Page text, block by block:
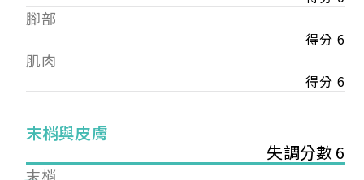
腳部
得分 6
肌肉
得分 6
末梢與皮膚
失調分數 6
末梢
——
【會費】
個人會員:
入會費新臺幣1200元，於會員入會時繳納；常年會
入會費新臺幣3000元，於會員入會時繳納；常年會